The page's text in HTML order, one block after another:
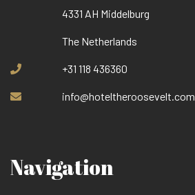
4331 AH Middelburg
The Netherlands
+31 118 436360
info@hoteltheroosevelt.com
Navigation